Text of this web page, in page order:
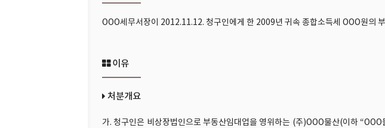
OOO세무서장이 2012.11.12. 청구인에게 한 2009년 귀속 종합소득세 OOO원의
이유
처분개요
가. 청구인은 비상장법인으로 부동산임대업을 영위하는 (주)OOO물산(이하